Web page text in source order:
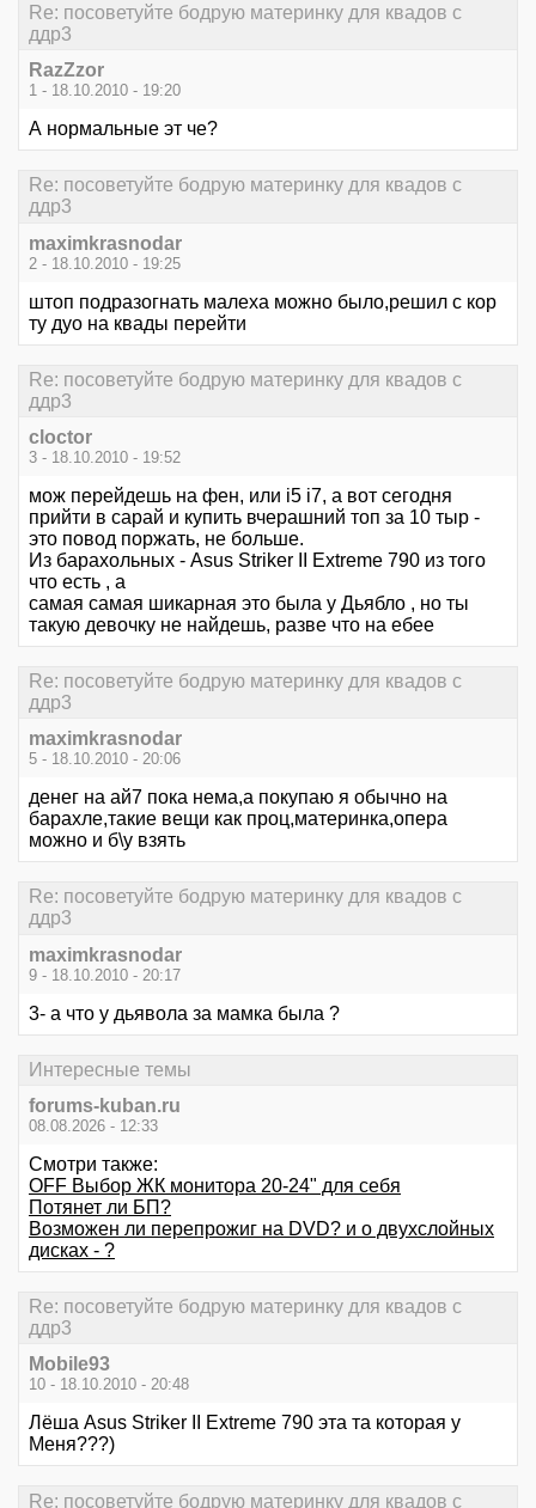
Re: посоветуйте бодрую материнку для квадов с
ддр3
RazZzor
1 - 18.10.2010 - 19:20
А нормальные эт че?
Re: посоветуйте бодрую материнку для квадов с
ддр3
maximkrasnodar
2 - 18.10.2010 - 19:25
штоп подразогнать малеха можно было,решил с кор
ту дуо на квады перейти
Re: посоветуйте бодрую материнку для квадов с
ддр3
cloctor
3 - 18.10.2010 - 19:52
мож перейдешь на фен, или i5 i7, а вот сегодня
прийти в сарай и купить вчерашний топ за 10 тыр -
это повод поржать, не больше.
Из барахольных - Asus Striker II Extreme 790 из того
что есть , а
самая самая шикарная это была у Дьябло , но ты
такую девочку не найдешь, разве что на ебее
Re: посоветуйте бодрую материнку для квадов с
ддр3
maximkrasnodar
5 - 18.10.2010 - 20:06
денег на ай7 пока нема,а покупаю я обычно на
барахле,такие вещи как проц,материнка,опера
можно и б\у взять
Re: посоветуйте бодрую материнку для квадов с
ддр3
maximkrasnodar
9 - 18.10.2010 - 20:17
3- а что у дьявола за мамка была ?
Интересные темы
forums-kuban.ru
08.08.2026 - 12:33
Смотри также:
OFF Выбор ЖК монитора 20-24" для себя
Потянет ли БП?
Возможен ли перепрожиг на DVD? и о двухслойных
дисках - ?
Re: посоветуйте бодрую материнку для квадов с
ддр3
Mobile93
10 - 18.10.2010 - 20:48
Лёша Asus Striker II Extreme 790 эта та которая у
Меня???)
Re: посоветуйте бодрую материнку для квадов с